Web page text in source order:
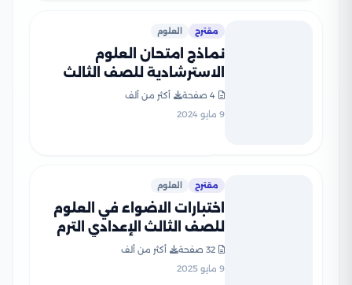
مقترح العلوم
نماذج امتحان العلوم
الاسترشادية للصف الثالث
الإعدادي الفصل الدراسي
الثاني بمحافظة الدقهلية
4 صفحة
أكثر من ألف
9 مايو 2024
مقترح العلوم
اختبارات الاضواء في العلوم
للصف الثالث الإعدادي الترم
الثاني 2025 PDF بنظام
البوكليت بالاجابات
32 صفحة
أكثر من ألف
9 مايو 2025